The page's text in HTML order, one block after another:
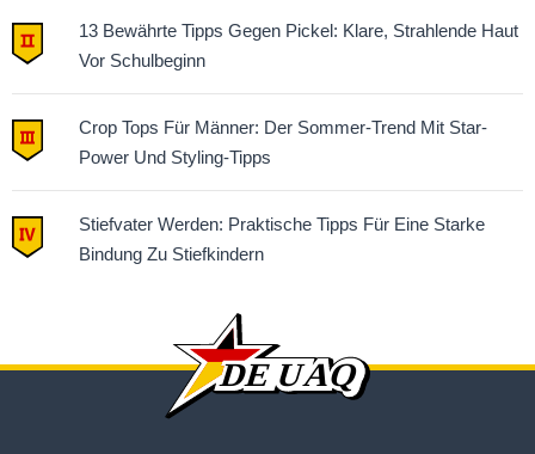
13 Bewährte Tipps Gegen Pickel: Klare, Strahlende Haut
Vor Schulbeginn
Crop Tops Für Männer: Der Sommer-Trend Mit Star-
Power Und Styling-Tipps
Stiefvater Werden: Praktische Tipps Für Eine Starke
Bindung Zu Stiefkindern